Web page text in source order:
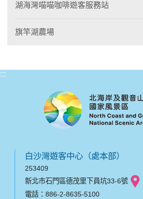
湖海灣喵喵咖啡遊客服務站
旗竿湖農場
:::
白沙灣遊客中心（處本部）
253409
新北市石門區德茂里下員坑33-6號
電話：886-2-8635-5100